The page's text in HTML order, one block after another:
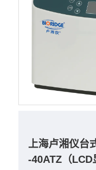
上海卢湘仪台
-40ATZ（LCD